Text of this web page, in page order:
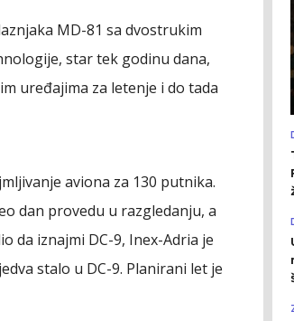
MD-81 sa dvostrukim
star tek godinu dana,
uređajima za letenje i do tada
aviona za 130 putnika.
dan provedu u razgledanju, a
da iznajmi DC-9, Inex-Adria je
stalo u DC-9. Planirani let je